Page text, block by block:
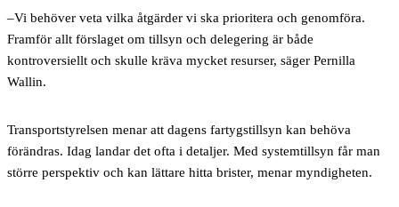
–Vi behöver veta vilka åtgärder vi ska prioritera och genomföra.
Framför allt förslaget om tillsyn och delegering är både
kontroversiellt och skulle kräva mycket resurser, säger Pernilla
Wallin.
Transportstyrelsen menar att dagens fartygstillsyn kan behöva
förändras. Idag landar det ofta i detaljer. Med systemtillsyn får man
större perspektiv och kan lättare hitta brister, menar myndigheten.